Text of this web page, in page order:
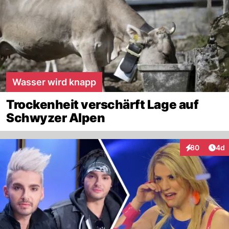
Wasser wird knapp
Trockenheit verschärft Lage auf
Schwyzer Alpen
80
Interaktionen
4d